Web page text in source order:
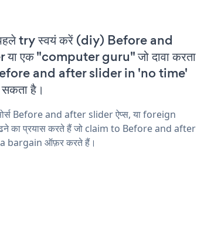
try स्वयं करें (diy) Before and
एक "computer guru" जो दावा करता
and after slider in 'no time'
सकता है।
Before and after slider ऐप्स, या foreign
का प्रयास करते हैं जो claim to Before and after
bargain ऑफ़र करते हैं।